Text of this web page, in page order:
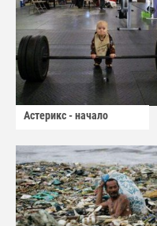
Астерикс - начало